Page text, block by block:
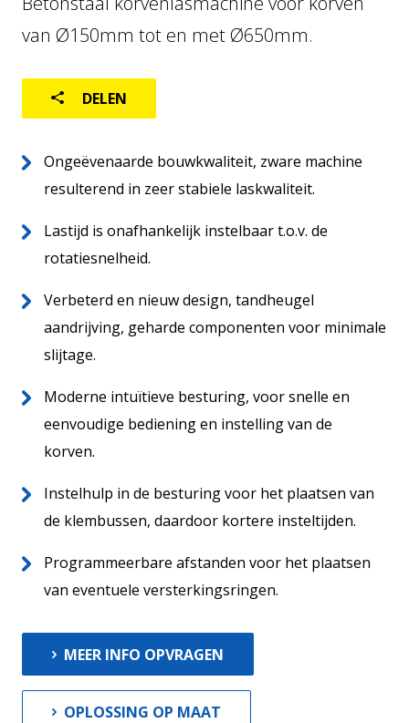
FABRIEKSAUTOMATISERING
LOGISTIEK
GEBRUIKTE MACHINES
Actueel
Contact
Over ons
Wereldwijd
Aftersales
van Ø150mm tot en met Ø650mm.
DELEN
Ongeëvenaarde bouwkwaliteit, zware machine
resulterend in zeer stabiele laskwaliteit.
Lastijd is onafhankelijk instelbaar t.o.v. de
rotatiesnelheid.
Verbeterd en nieuw design, tandheugel
aandrijving, geharde componenten voor minimale
slijtage.
Moderne intuïtieve besturing, voor snelle en
eenvoudige bediening en instelling van de
korven.
Instelhulp in de besturing voor het plaatsen van
de klembussen, daardoor kortere insteltijden.
Programmeerbare afstanden voor het plaatsen
van eventuele versterkingsringen.
MEER INFO OPVRAGEN
OPLOSSING OP MAAT